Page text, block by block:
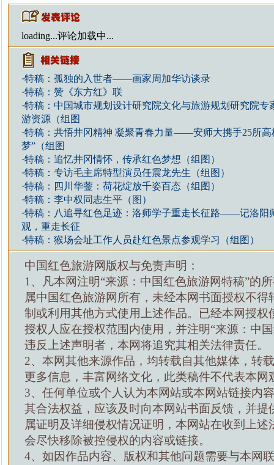
loading...评论加载中...
·特稿：孤独的入世者——画家周加华访谈录
·特稿：赞《东方红》联
·特稿：中国城市规划设计研究院文化与旅游规划研究院专
游资源（组图
·特稿：共悟井冈精神 凝聚青春力量——安师大携手25所高
梦”（组图
·特稿：追忆井冈情怀，传承红色梦想（组图）
·特稿：专访毛主席特型演员任震龙先生（组图）
·特稿：四川华蓥：荷花绽放千姿百态（组图）
·特稿：李中权同志生平（图）
·特稿：八追寻红色足迹：洛师学子重走长征路——记洛阳
观，重走长征
·特稿：猴场会址工作人员赴红色景点参观学习（组图）
中国红色旅游网版权与免责声明：
1、凡本网注明“来源：中国红色旅游网特稿”的
属中国红色旅游网所有，未经本网书面授权不得
制或利用其他方式使用上述作品。已经本网授权
授权人应在授权范围内使用，并注明“来源：中
违反上述声明者，本网将追究其相关法律责任。
2、本网其他来源作品，均转载自其他媒体，转
更多信息，丰富网络文化，此类稿件不代表本网
3、任何单位或个人认为本网站或本网站链接内
其合法权益，应该及时向本网站书面反馈，并提
属证明及详细侵权情况证明，本网站在收到上述
会尽快移除被控侵权的内容或链接。
4、如因作品内容、版权和其他问题需要与本网